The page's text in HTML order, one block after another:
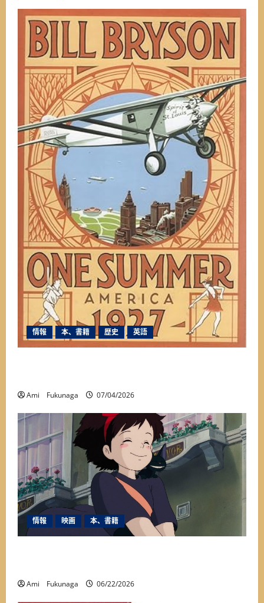
情報 本、書籍 歴史 英語
Ami Fukunaga 07/04/2026
情報 映画 本、書籍
Ami Fukunaga 06/22/2026